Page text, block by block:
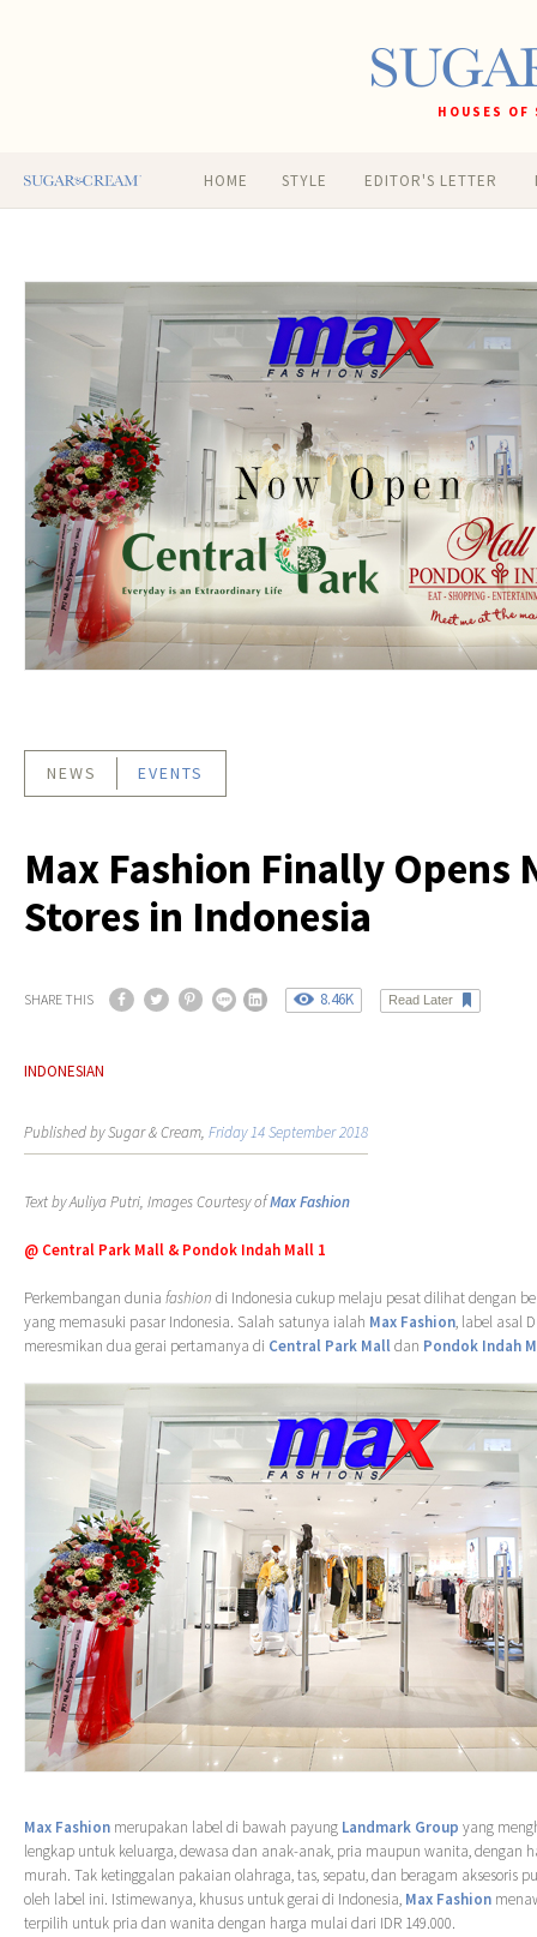
HOUSES
HOME STYLE EDITOR'S LETTER
NEWS EVENTS
Max Fashion Finally Opens
Stores in Indonesia
SHARE THIS 8.46K Read Later
INDONESIAN
Published by Sugar & Cream, Friday 14 September 2018
Text by Auliya Putri, Images Courtesy ofMax Fashion
@ Central Park Mall & Pondok Indah Mall 1
Perkembangan dunia fashion di Indonesia cukup melaju pesat dilihat dengan
yang memasuki pasar Indonesia. Salah satunya ialah Max Fashion, label asal
meresmikan dua gerai pertamanya di Central Park Malldan Pondok Indah
Max Fashion merupakan label di bawah payung Landmark Group yang
lengkap untuk keluarga, dewasa dan anak-anak, pria maupun wanita, dengan
murah. Tak ketinggalan pakaian olahraga, tas, sepatu, dan beragam aksesoris
oleh label ini. Istimewanya, khusus untuk gerai di Indonesia, Max Fashion
terpilih untuk pria dan wanita dengan harga mulai dari IDR 149.000.